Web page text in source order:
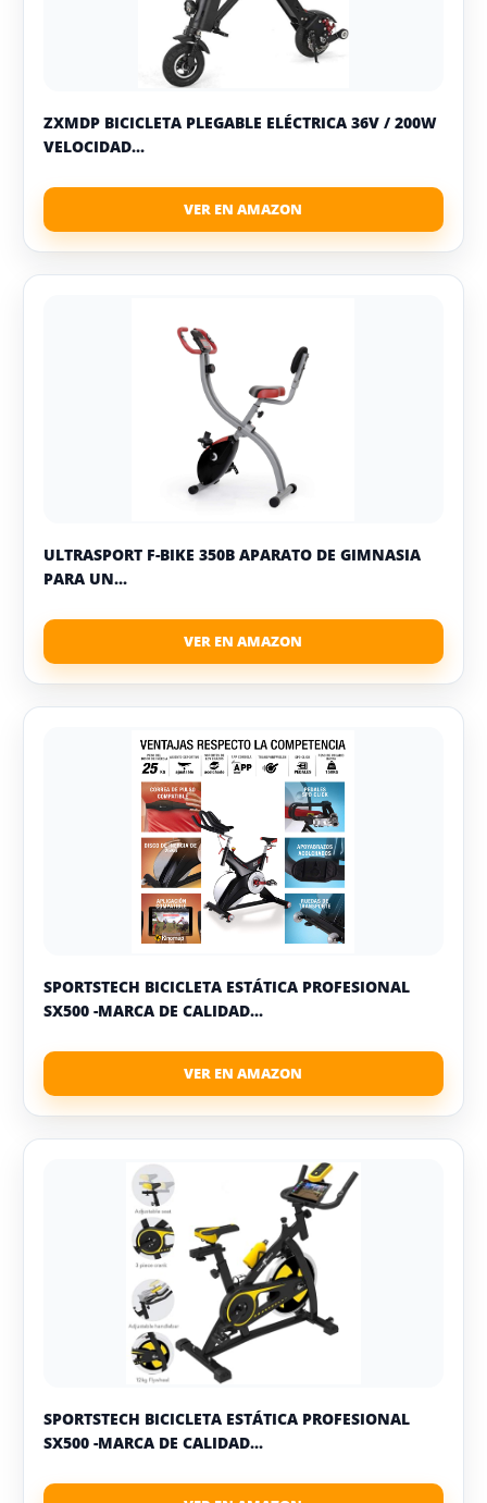
ZXMDP BICICLETA PLEGABLE ELÉCTRICA 36V / 200W
VELOCIDAD...
ULTRASPORT F-BIKE 350B APARATO DE GIMNASIA
PARA UN...
SPORTSTECH BICICLETA ESTÁTICA PROFESIONAL
SX500 -MARCA DE CALIDAD...
SPORTSTECH BICICLETA ESTÁTICA PROFESIONAL
SX500 -MARCA DE CALIDAD...